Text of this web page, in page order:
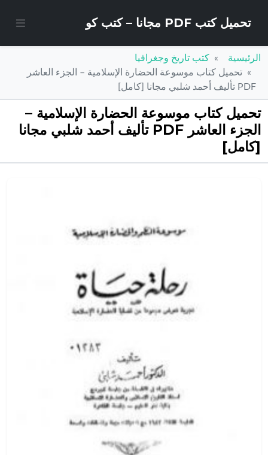
تحميل كتب PDF مجانا – كتب كو
الرئيسية
كتب تاريخ وجغرافيا
تحميل كتاب موسوعة الحضارة الإسلامية – الجزء العاشر
PDF تأليف أحمد شلبي مجانا [كامل]
تحميل كتاب موسوعة الحضارة الإسلامية –
الجزء العاشر PDF تأليف أحمد شلبي مجانا
[كامل]